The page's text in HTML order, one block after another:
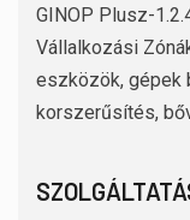
GINOP Plusz-
Vállalkozási
eszközök, gépek
korszerűsítés,